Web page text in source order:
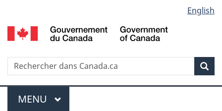
au
contenu
propos
de
la
HTML
simplifiée
selection
English
Recherche
Menu
MENU PRINCIPAL